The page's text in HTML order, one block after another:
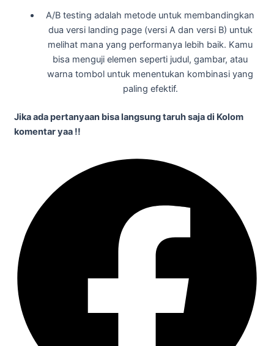
A/B testing adalah metode untuk membandingkan
dua versi landing page (versi A dan versi B) untuk
melihat mana yang performanya lebih baik. Kamu
bisa menguji elemen seperti judul, gambar, atau
warna tombol untuk menentukan kombinasi yang
paling efektif.
Jika ada pertanyaan bisa langsung taruh saja di Kolom
komentar yaa !!